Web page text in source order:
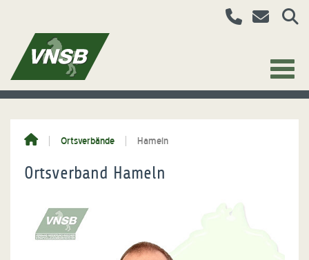
Ortsverbände Hameln
Ortsverband Hameln